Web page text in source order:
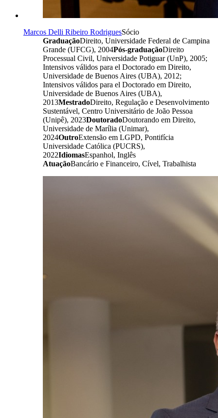
Marcos Delli Ribeiro RodriguesSócio
GraduaçãoDireito, Universidade Federal de Campina
Grande (UFCG), 2004Pós-graduaçãoDireito
Processual Civil, Universidade Potiguar (UnP), 2005;
Intensivos válidos para el Doctorado em Direito,
Universidade de Buenos Aires (UBA), 2012;
Intensivos válidos para el Doctorado em Direito,
Universidade de Buenos Aires (UBA),
2013MestradoDireito, Regulação e Desenvolvimento
Sustentável, Centro Universitário de João Pessoa
(Unipê), 2023DoutoradoDoutorando em Direito,
Universidade de Marília (Unimar),
2024OutroExtensão em LGPD, Pontifícia
Universidade Católica (PUCRS),
2022IdiomasEspanhol, Inglês
AtuaçãoBancário e Financeiro, Cível, Trabalhista